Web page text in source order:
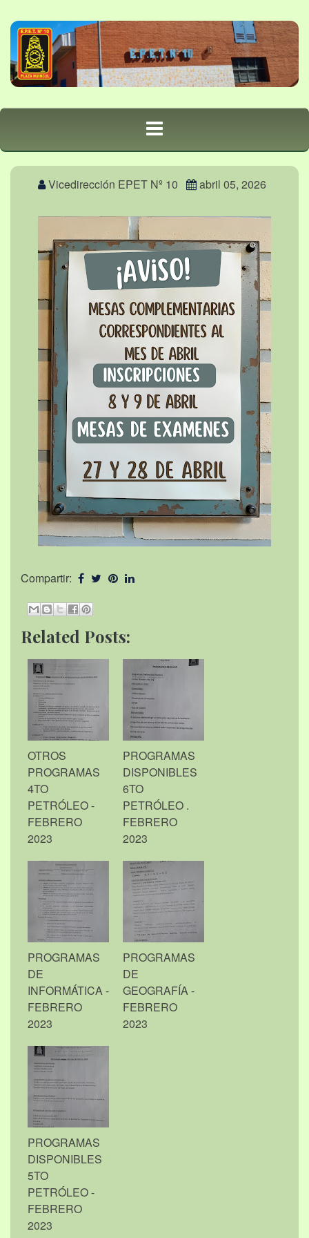
Vicedirección EPET Nº 10 abril 05, 2026
Compartir:
Related Posts:
OTROS
PROGRAMAS
4TO
PETRÓLEO -
FEBRERO
2023
PROGRAMAS
DISPONIBLES
6TO
PETRÓLEO .
FEBRERO
2023
PROGRAMAS
DE
INFORMÁTICA -
FEBRERO
2023
PROGRAMAS
DE
GEOGRAFÍA -
FEBRERO
2023
PROGRAMAS
DISPONIBLES
5TO
PETRÓLEO -
FEBRERO
2023